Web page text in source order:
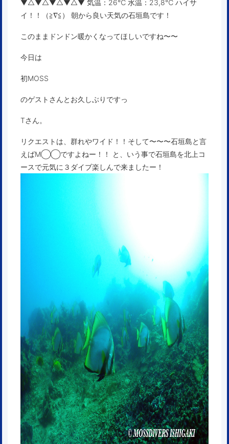
▼△▼△▼△▼△▼ 気温：26℃ 水温：23,8℃ ハイサ
イ！！（≧∇≦） 朝から良い天気の石垣島です！
このままドンドン暖かくなってほしいですね〜〜
今日は
初MOSS
のゲストさんとお久しぶりですっ
Tさん。
リクエストは、群れやワイド！！そして〜〜〜石垣島と言
えばM◯◯ですよねー！！ と、いう事で石垣島を北上コ
ースで元気に３ダイブ楽しんで来ましたー！